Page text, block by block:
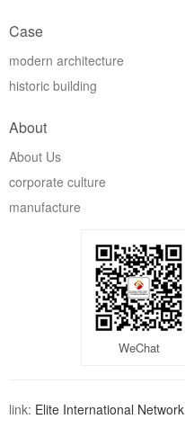
Case
modern architecture
historic building
About
About Us
corporate culture
manufacture
WeChat
link: Elite International Network